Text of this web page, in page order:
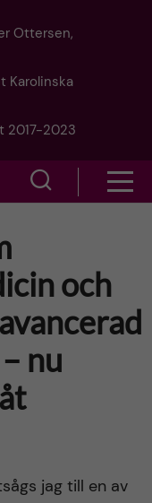
Ottersen,
Karolinska
2017-2023
w
s
e
h
o
w
u
och
nu
jag till en av